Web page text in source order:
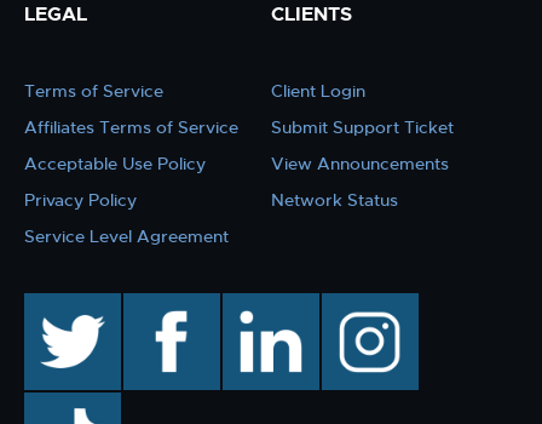
LEGAL
Terms of Service
Affiliates Terms of Service
Acceptable Use Policy
Privacy Policy
Service Level Agreement
CLIENTS
Client Login
Submit Support Ticket
View Announcements
Network Status
facebook linkedin instagram
TikTok